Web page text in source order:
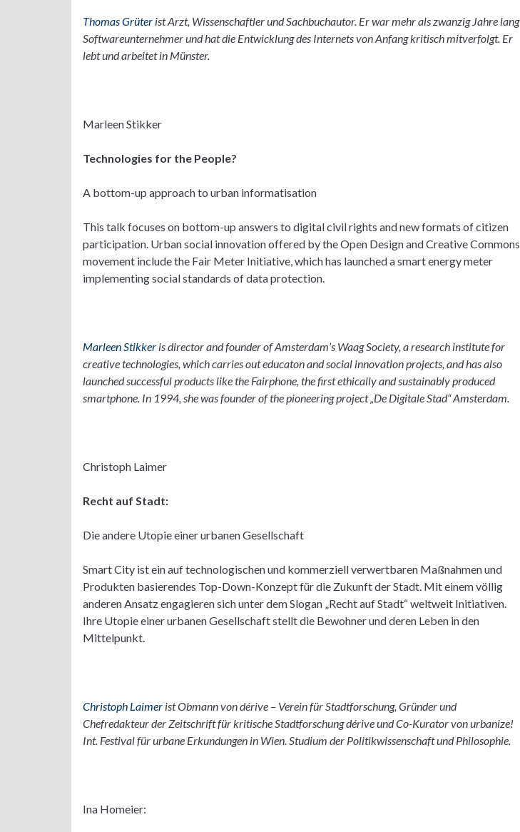
Thomas Grüter ist Arzt, Wissenschaftler und Sachbuchautor. Er war mehr als zwanzig Jahre lang
Softwareunternehmer und hat die Entwicklung des Internets von Anfang kritisch mitverfolgt. Er
lebt und arbeitet in Münster.
Marleen Stikker
Technologies for the People?
A bottom-up approach to urban informatisation
This talk focuses on bottom-up answers to digital civil rights and new formats of citizen
participation. Urban social innovation offered by the Open Design and Creative Commons
movement include the Fair Meter Initiative, which has launched a smart energy meter
implementing social standards of data protection.
Marleen Stikkerisdirector and founder of Amsterdam’s Waag Society, a research institute for
creative technologies, which carries out educaton and social innovation projects, and has also
launched successful products like the Fairphone, the first ethically and sustainably produced
smartphone. In 1994, she was founder of the pioneering project „De Digitale Stad“ Amsterdam.
Christoph Laimer
Recht auf Stadt:
Die andere Utopie einer urbanen Gesellschaft
Smart City ist ein auf technologischen und kommerziell verwertbaren Maßnahmen und
Produkten basierendes Top-Down-Konzept für die Zukunft der Stadt. Mit einem völlig
anderen Ansatz engagieren sich unter dem Slogan „Recht auf Stadt“ weltweit Initiativen.
Ihre Utopie einer urbanen Gesellschaft stellt die Bewohner und deren Leben in den
Mittelpunkt.
Christoph Laimer ist Obmann von dérive – Verein für Stadtforschung, Gründer und
Chefredakteur der Zeitschrift für kritische Stadtforschung dérive und Co-Kurator von urbanize!
Int. Festival für urbane Erkundungen in Wien. Studium der Politikwissenschaft und Philosophie.
Ina Homeier: